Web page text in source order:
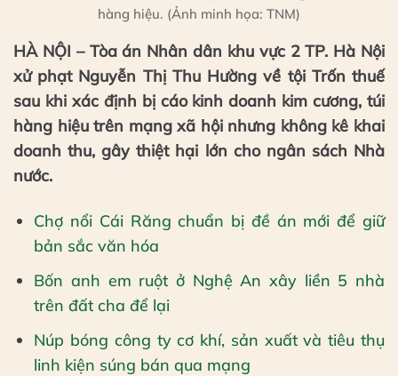
hàng hiệu. (Ảnh minh họa: TNM)
HÀ NỘI – Tòa án Nhân dân khu vực 2 TP. Hà Nội
xử phạt Nguyễn Thị Thu Hường về tội Trốn thuế
sau khi xác định bị cáo kinh doanh kim cương, túi
hàng hiệu trên mạng xã hội nhưng không kê khai
doanh thu, gây thiệt hại lớn cho ngân sách Nhà
nước.
Chợ nổi Cái Răng chuẩn bị đề án mới để giữ
bản sắc văn hóa
Bốn anh em ruột ở Nghệ An xây liền 5 nhà
trên đất cha để lại
Núp bóng công ty cơ khí, sản xuất và tiêu thụ
linh kiện súng bán qua mạng